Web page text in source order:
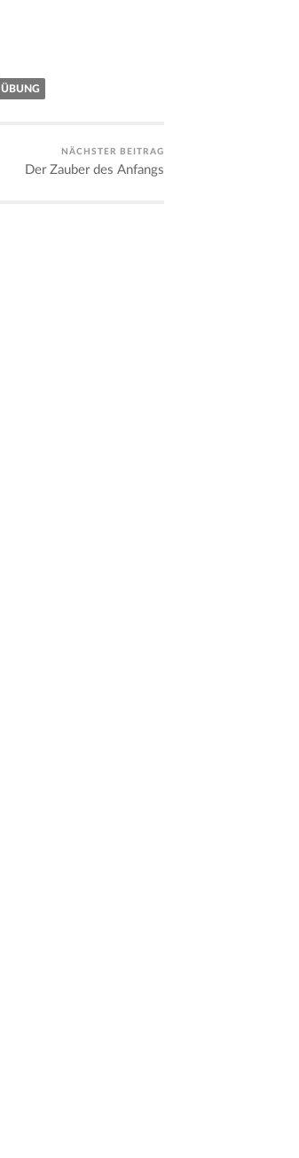
ÜBUNG
NÄCHSTER BEITRAG
Der Zauber des Anfangs